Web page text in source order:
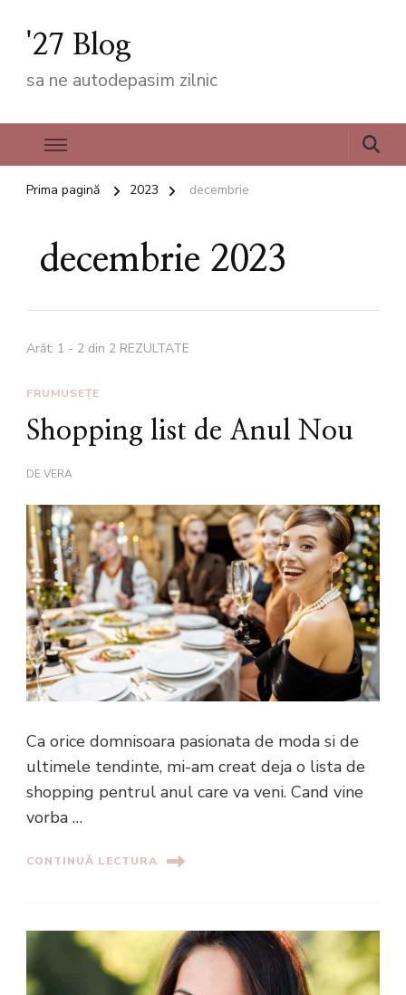
'27 Blog
sa ne autodepasim zilnic
Prima pagină 2023 decembrie
decembrie 2023
Arăt: 1 - 2 din 2 REZULTATE
FRUMUSEȚE
Shopping list de Anul Nou
DEVERA
Ca orice domnisoara pasionata de moda si de
ultimele tendinte, mi-am creat deja o lista de
shopping pentrul anul care va veni. Cand vine
vorba …
CONTINUĂ LECTURA